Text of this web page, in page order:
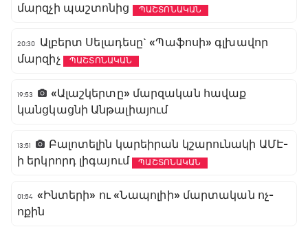
մարզչի պաշտոնից
ՊԱՇՏՈՆԱԿԱՆ
20:30
Ալբերտ Սելադեսը` «Պաֆոսի» գլխավոր
մարզիչ
ՊԱՇՏՈՆԱԿԱՆ
19:53
«Ալաշկերտը» մարզական հավաք
կանցկացնի Անթալիայում
13:51
Բալոտելին կարեիրան կշարունակի ԱՄԷ-
ի երկրորդ լիգայում
ՊԱՇՏՈՆԱԿԱՆ
01:54 «Ինտերի» ու «Նապոլիի» մարտական ոչ-
ոքին